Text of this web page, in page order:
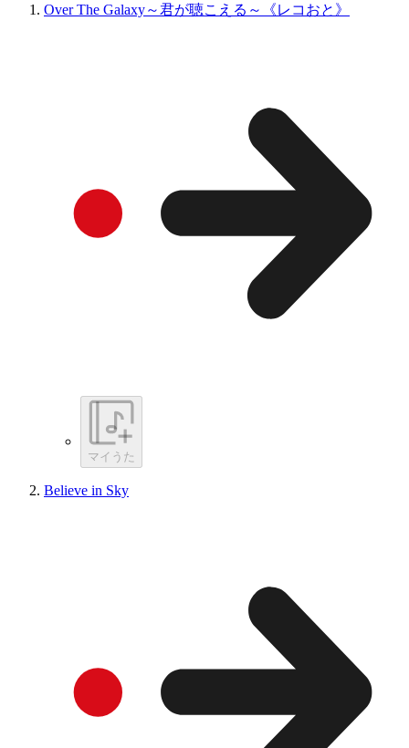
Over The Galaxy～君が聴こえる～《レコおと》
マイうた
Believe in Sky